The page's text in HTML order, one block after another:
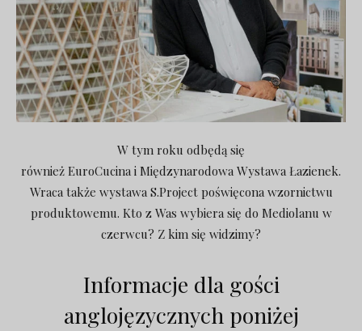
W tym roku odbędą się
również EuroCucina i Międzynarodowa Wystawa Łazienek.
Wraca także wystawa S.Project poświęcona wzornictwu
produktowemu. Kto z Was wybiera się do Mediolanu w
czerwcu? Z kim się widzimy?
Informacje dla gości
anglojęzycznych poniżej